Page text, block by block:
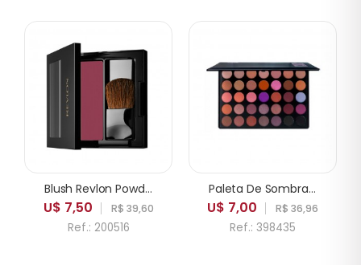
Blush Revlon Powder 005 Playfull
U$ 7,50 R$ 39,60
Ref.: 200516
Paleta De Sombras ICANDY Sweetie Cake 35A 35 Cores
U$ 7,00 R$ 36,96
Ref.: 398435